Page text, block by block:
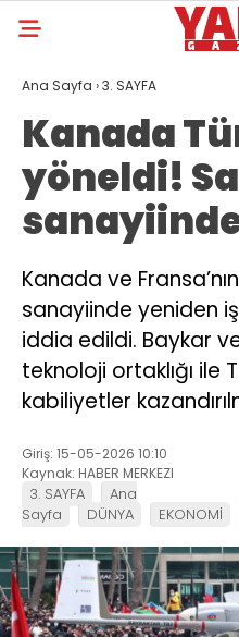
Ana Sayfa ›3. SAYFA
Kanada
yöneldi!
Kanada ve
sanayiinde yeniden
iddia edildi. Baykar
teknoloji ortaklığı ile
kabiliyetler
Giriş: 15-05-2026 10:10
Kaynak: HABER MERKEZI
3. SAYFA
Ana
Sayfa
DÜNYA EKONOMİ